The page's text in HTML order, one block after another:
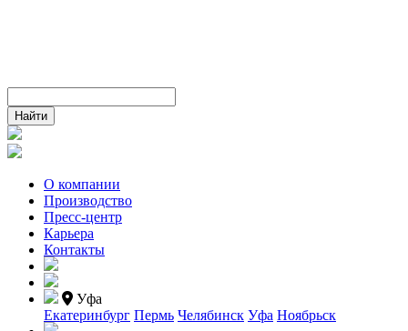
О компании
Производство
Пресс-центр
Карьера
Контакты
Уфа
Екатеринбург Пермь Челябинск Уфа Ноябрьск